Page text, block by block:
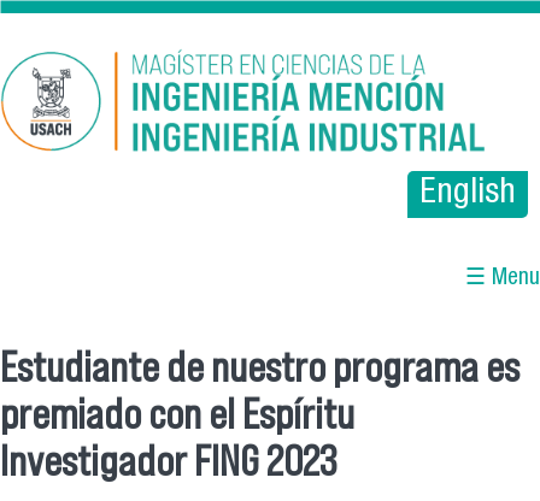
Pasar al contenido principal
English
☰ Menu
Se encuentra usted aquí
Estudiante de nuestro programa es
premiado con el Espíritu
Investigador FING 2023